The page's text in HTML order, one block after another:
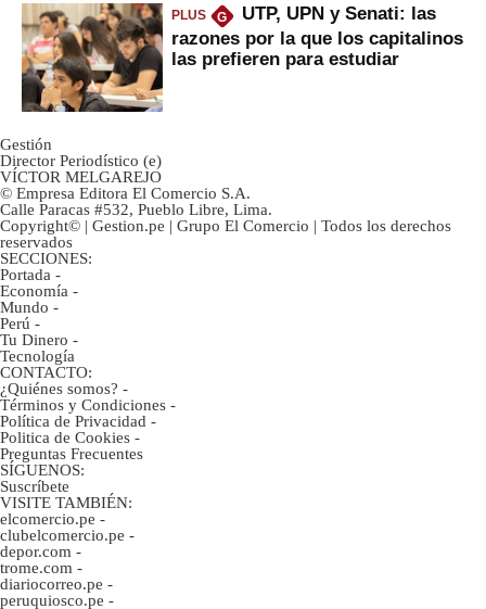
PLUS G
UTP, UPN y Senati: las
razones por la que los capitalinos
las prefieren para estudiar
Gestión
Director Periodístico (e)
VÍCTOR MELGAREJO
© Empresa Editora El Comercio S.A.
Calle Paracas #532, Pueblo Libre, Lima.
Copyright© | Gestion.pe | Grupo El Comercio | Todos los derechos
reservados
SECCIONES:
Portada -
Economía -
Mundo -
Perú -
Tu Dinero -
Tecnología
CONTACTO:
¿Quiénes somos? -
Términos y Condiciones -
Política de Privacidad -
Politica de Cookies -
Preguntas Frecuentes
SÍGUENOS:
Suscríbete
VISITE TAMBIÉN:
elcomercio.pe -
clubelcomercio.pe -
depor.com -
trome.com -
diariocorreo.pe -
peruquiosco.pe -